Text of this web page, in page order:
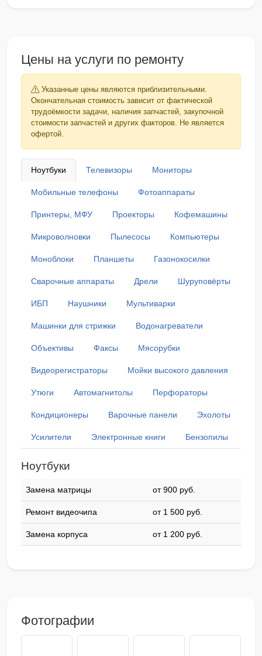
Цены на услуги по ремонту
Указанные цены являются приблизительными.
Окончательная стоимость зависит от фактической
трудоёмкости задачи, наличия запчастей, закупочной
стоимости запчастей и других факторов. Не является
офертой.
Ноутбуки Телевизоры Мониторы
Мобильные телефоны Фотоаппараты
Принтеры, МФУ Проекторы Кофемашины
Микроволновки Пылесосы Компьютеры
Моноблоки Планшеты Газонокосилки
Сварочные аппараты Дрели Шуруповёрты
ИБП Наушники Мультиварки
Машинки для стрижки Водонагреватели
Объективы Факсы Мясорубки
Видеорегистраторы Мойки высокого давления
Утюги Автомагнитолы Перфораторы
Кондиционеры Варочные панели Эхолоты
Усилители Электронные книги Бензопилы
Ноутбуки
Замена матрицы от 900 pyб.
Ремонт видеочипа от 1 500 pyб.
Замена корпуса от 1 200 pyб.
Фотографии